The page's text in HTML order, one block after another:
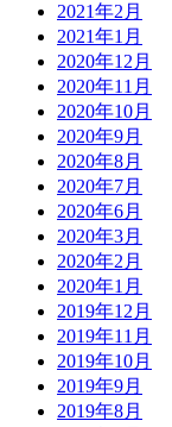
2021年2月
2021年1月
2020年12月
2020年11月
2020年10月
2020年9月
2020年8月
2020年7月
2020年6月
2020年3月
2020年2月
2020年1月
2019年12月
2019年11月
2019年10月
2019年9月
2019年8月